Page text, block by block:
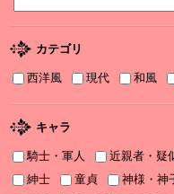
『打算婚 未亡人になりかけま
なりました』お詫びと訂正
書泉2025年TLフェア Sonya
せ♡
2025/11/08
書泉2025年TLフェア ソーニ
カテゴリ
西洋風 現代 和風
キャラ
騎士・軍人 近親者・疑
紳士
童貞
神様・神